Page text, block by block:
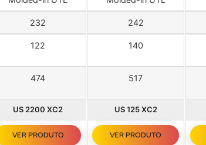
232 242
122 140
474 517
US 2200 XC2 US 125 XC2
VER PRODUTO VER PRODUTO